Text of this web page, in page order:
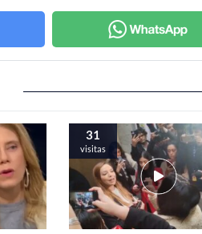
31
visitas